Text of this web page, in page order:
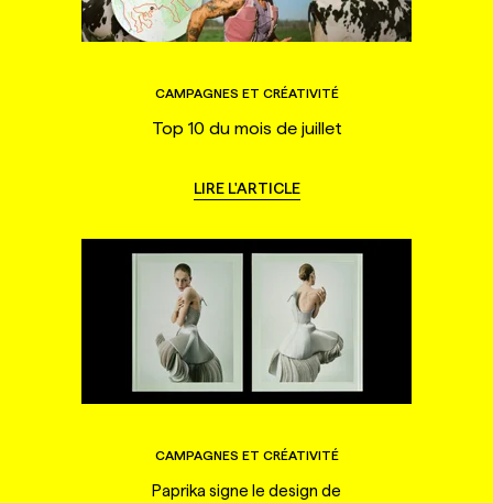
CAMPAGNES ET CRÉATIVITÉ
Top 10 du mois de juillet
LIRE L'ARTICLE
CAMPAGNES ET CRÉATIVITÉ
Paprika signe le design de